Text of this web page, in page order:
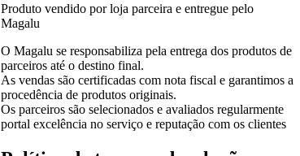
Produto vendido por loja parceira e entregue pelo
Magalu
O Magalu se responsabiliza pela entrega dos produtos de
parceiros até o destino final.
As vendas são certificadas com nota fiscal e garantimos a
procedência de produtos originais.
Os parceiros são selecionados e avaliados regularmente
portal excelência no serviço e reputação com os clientes